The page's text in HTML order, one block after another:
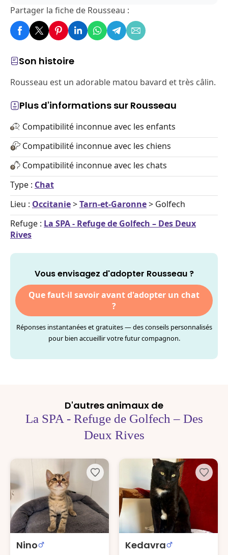
Son histoire
Rousseau est un adorable matou bavard et très câlin.
Plus d'informations sur Rousseau
Compatibilité inconnue avec les enfants
Compatibilité inconnue avec les chiens
Compatibilité inconnue avec les chats
Type : Chat
Lieu : Occitanie>Tarn-et-Garonne> Golfech
Refuge : La SPA - Refuge de Golfech – Des Deux
Rives
Vous envisagez d'adopter Rousseau ?
Que faut-il savoir avant d'adopter un chat
?
Réponses instantanées et gratuites — des conseils personnalisés
pour bien accueillir votre futur compagnon.
Partager la fiche de Rousseau :
D'autres animaux de
La SPA - Refuge de Golfech – Des
Deux Rives
Nino Kedavra